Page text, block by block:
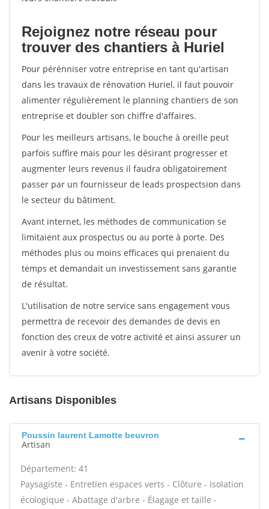
Rejoignez notre réseau pour
trouver des chantiers à Huriel
Pour pérénniser votre entreprise en tant qu'artisan
dans les travaux de rénovation Huriel, il faut pouvoir
alimenter régulièrement le planning chantiers de son
entreprise et doubler son chiffre d'affaires.
Pour les meilleurs artisans, le bouche à oreille peut
parfois suffire mais pour les désirant progresser et
augmenter leurs revenus il faudra obligatoirement
passer par un fournisseur de leads prospectsion dans
le secteur du bâtiment.
Avant internet, les méthodes de communication se
limitaient aux prospectus ou au porte à porte. Des
méthodes plus ou moins efficaces qui prenaient du
temps et demandait un investissement sans garantie
de résultat.
L'utilisation de notre service sans engagement vous
permettra de recevoir des demandes de devis en
fonction des creux de votre activité et ainsi assurer un
avenir à votre société.
Artisans Disponibles
Poussin laurent Lamotte beuvron
Artisan
Département: 41
Paysagiste - Entretien espaces verts - Clôture - Isolation
écologique - Abattage d'arbre - Élagage et taille -